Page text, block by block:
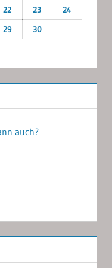
22 23
24
29
30
auch?